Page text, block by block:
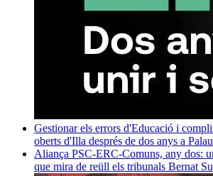
Gestionar els errors d'Educació i
oberts d'Illa després de dos anys a Palau
Aliança PSC-ERC-Comuns, any dos:
que mira de reüll els tribunals Bernat